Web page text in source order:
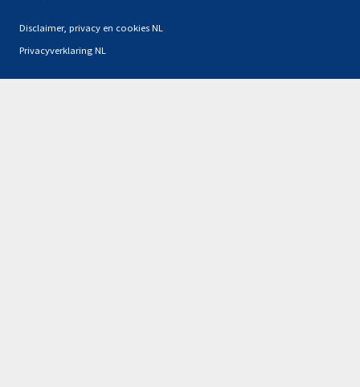
Disclaimer, privacy en cookies NL
Privacyverklaring NL